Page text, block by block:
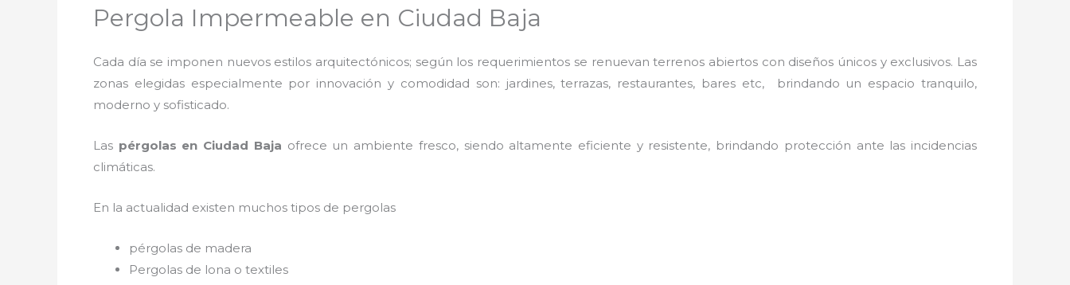
Pergola Impermeable en Ciudad Baja
Cada día se imponen nuevos estilos arquitectónicos; según los requerimientos se renuevan terrenos abiertos con diseños únicos y exclusivos. Las
zonas elegidas especialmente por innovación y comodidad son: jardines, terrazas, restaurantes, bares etc, brindando un espacio tranquilo,
moderno y sofisticado.
Las pérgolas en Ciudad Baja ofrece un ambiente fresco, siendo altamente eficiente y resistente, brindando protección ante las incidencias
climáticas.
En la actualidad existen muchos tipos de pergolas
pérgolas de madera
Pergolas de lona o textiles